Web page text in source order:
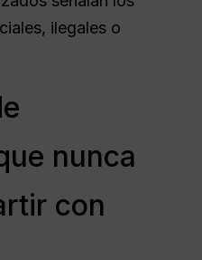
ilegales o
nunca
con